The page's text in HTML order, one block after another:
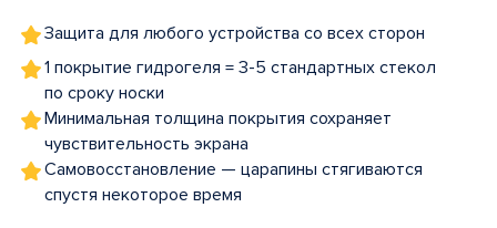
Защита для любого устройства со всех сторон
1 покрытие гидрогеля = 3-5 стандартных стекол
по сроку носки
Минимальная толщина покрытия сохраняет
чувствительность экрана
Самовосстановление — царапины стягиваются
спустя некоторое время